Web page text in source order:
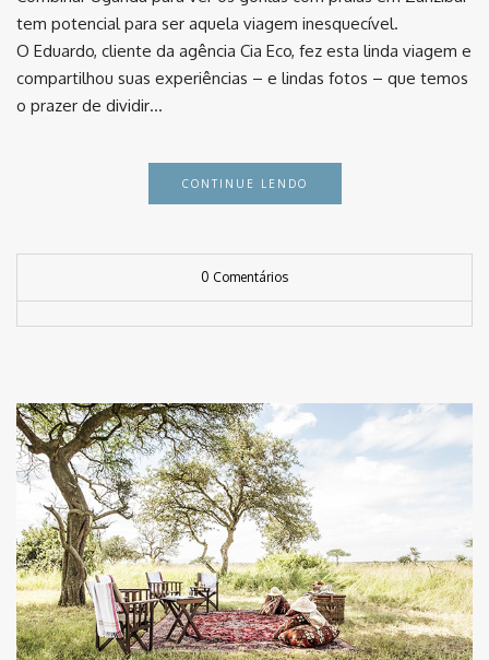
tem potencial para ser aquela viagem inesquecível.
O Eduardo, cliente da agência Cia Eco, fez esta linda viagem e
compartilhou suas experiências – e lindas fotos – que temos
o prazer de dividir…
CONTINUE LENDO
0 Comentários